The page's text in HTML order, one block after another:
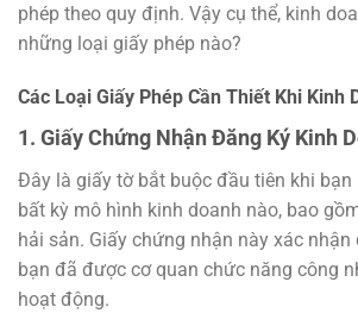
phép theo quy định. Vậy cụ thể, kinh
những loại giấy phép nào?
Các Loại Giấy Phép Cần Thiết Khi Kinh
1. Giấy Chứng Nhận Đăng Ký Kinh
Đây là giấy tờ bắt buộc đầu tiên khi
bất kỳ mô hình kinh doanh nào, bao
hải sản. Giấy chứng nhận này xác nhận
bạn đã được cơ quan chức năng công
hoạt động.